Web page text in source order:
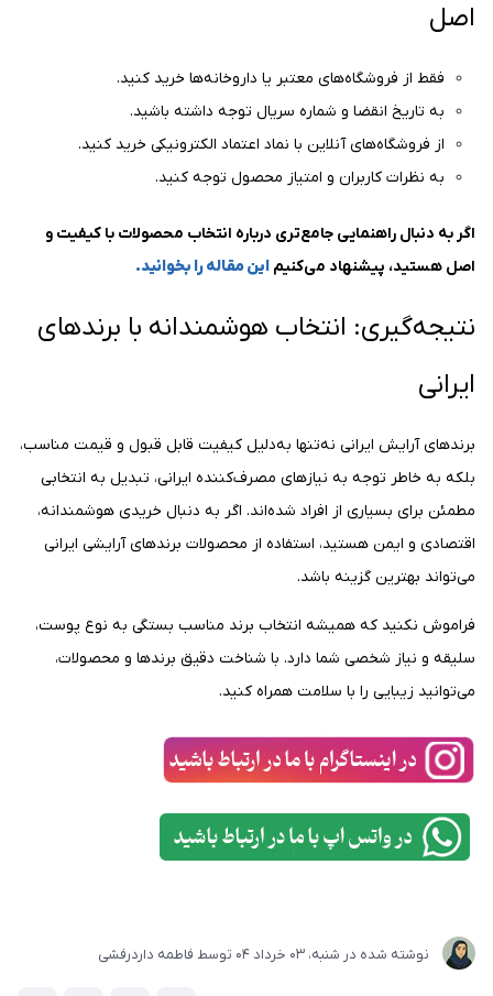
اصل
فقط از فروشگاه‌های معتبر یا داروخانه‌ها خرید کنید.
به تاریخ انقضا و شماره سریال توجه داشته باشید.
از فروشگاه‌های آنلاین با نماد اعتماد الکترونیکی خرید کنید.
به نظرات کاربران و امتیاز محصول توجه کنید.
اگر به دنبال راهنمایی جامع‌تری درباره انتخاب محصولات با کیفیت و
اصل هستید، پیشنهاد می‌کنیم این مقاله را بخوانید.
نتیجه‌گیری: انتخاب هوشمندانه با برندهای
ایرانی
برندهای آرایش ایرانی نه‌تنها به‌دلیل کیفیت قابل قبول و قیمت مناسب،
بلکه به خاطر توجه به نیازهای مصرف‌کننده ایرانی، تبدیل به انتخابی
مطمئن برای بسیاری از افراد شده‌اند. اگر به دنبال خریدی هوشمندانه،
اقتصادی و ایمن هستید، استفاده از محصولات برندهای آرایشی ایرانی
می‌تواند بهترین گزینه باشد.
فراموش نکنید که همیشه انتخاب برند مناسب بستگی به نوع پوست،
سلیقه و نیاز شخصی شما دارد. با شناخت دقیق برندها و محصولات،
می‌توانید زیبایی را با سلامت همراه کنید.
نوشته شده در شنبه، 03 خرداد 04 توسط فاطمه داردرفشی